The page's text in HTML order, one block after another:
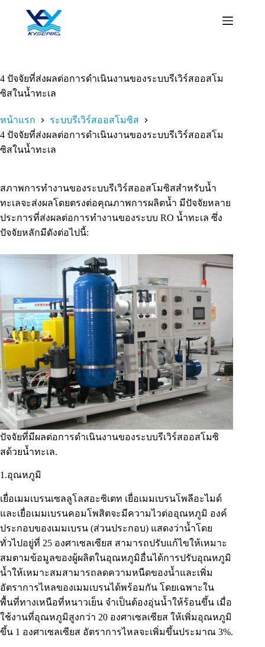
4 ปัจจัยที่ส่งผลต่อการดำเนินงานของระบบรีเวิร์สออสโม
ซิสในน้ำทะเล
หน้าแรก
ระบบรีเวิร์สออสโมซิส
4 ปัจจัยที่ส่งผลต่อการดำเนินงานของระบบรีเวิร์สออสโม
ซิสในน้ำทะเล
สภาพการทำงานของระบบรีเวิร์สออสโมซิสสำหรับน้ำ
ทะเลจะส่งผลโดยตรงต่อคุณภาพการผลิตน้ำ มีปัจจัยหลาย
ประการที่ส่งผลต่อการทำงานของระบบ RO น้ำทะเล ซึ่ง
ปัจจัยหลักมีดังต่อไปนี้:
ปัจจัยที่มีผลต่อการดำเนินงานของระบบรีเวิร์สออสโมซิ
สด้วยน้ำทะเล.
1.อุณหภูมิ
เยื่อเมมเบรนเซลลูโลสอะซิเตท เยื่อเมมเบรนโพลีอะไมด์
และเยื่อเมมเบรนคอมโพสิตจะมีความไวต่ออุณหภูมิ องค์
ประกอบของเมมเบรน (ส่วนประกอบ) แสดงว่าน้ำโดย
ทั่วไปอยู่ที่ 25 องศาเซลเซียส สามารถปรับแก้ไขให้เหมาะ
สมตามข้อมูลของผู้ผลิตในอุณหภูมิอื่นได้การปรับอุณหภูมิ
น้ำให้เหมาะสมสามารถลดความหนืดของน้ำและเพิ่ม
อัตราการไหลของเมมเบรนได้พร้อมกัน โดยเฉพาะใน
พื้นที่ทางเหนือที่หนาวเย็น จำเป็นต้องอุ่นน้ำให้ร้อนขึ้น เมื่อ
ใช้งานที่อุณหภูมิสูงกว่า 20 องศาเซลเซียส ให้เพิ่มอุณหภูมิ
ขึ้น 1 องศาเซลเซียส อัตราการไหลจะเพิ่มขึ้นประมาณ 3%.